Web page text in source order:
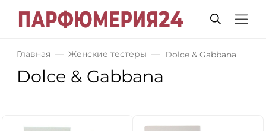
Главная Женские тестеры Dolce & Gabbana
Dolce & Gabbana